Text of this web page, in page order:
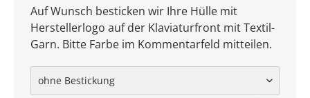
Auf Wunsch besticken wir Ihre Hülle mit
Herstellerlogo auf der Klaviaturfront mit Textil-
Garn. Bitte Farbe im Kommentarfeld mitteilen.